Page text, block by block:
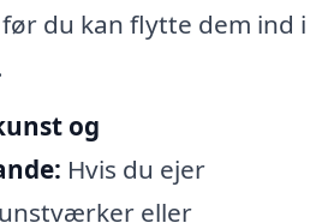
du kan flytte dem ind i
og
Hvis du ejer
eller